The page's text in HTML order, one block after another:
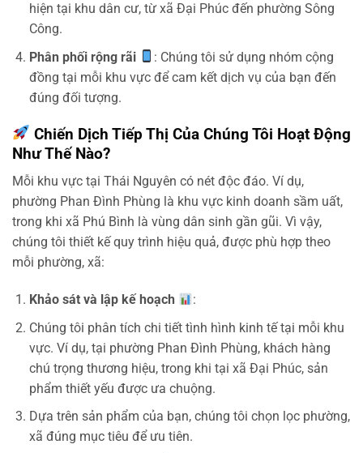
hiện tại khu dân cư, từ xã Đại Phúc đến phường Sông
Công.
Phân phối rộng rãi
: Chúng tôi sử dụng nhóm cộng
đồng tại mỗi khu vực để cam kết dịch vụ của bạn đến
đúng đối tượng.
Chiến Dịch Tiếp Thị Của Chúng Tôi Hoạt Động
Như Thế Nào?
Mỗi khu vực tại Thái Nguyên có nét độc đáo. Ví dụ,
phường Phan Đình Phùng là khu vực kinh doanh sầm uất,
trong khi xã Phú Bình là vùng dân sinh gần gũi. Vì vậy,
chúng tôi thiết kế quy trình hiệu quả, được phù hợp theo
mỗi phường, xã:
Khảo sát và lập kế hoạch
:
Chúng tôi phân tích chi tiết tình hình kinh tế tại mỗi khu
vực. Ví dụ, tại phường Phan Đình Phùng, khách hàng
chú trọng thương hiệu, trong khi tại xã Đại Phúc, sản
phẩm thiết yếu được ưa chuộng.
Dựa trên sản phẩm của bạn, chúng tôi chọn lọc phường,
xã đúng mục tiêu để ưu tiên.